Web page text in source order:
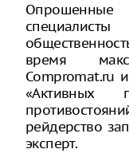
время
Compromat.ru
«Активных
рейдерство
эксперт.